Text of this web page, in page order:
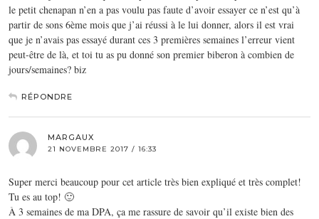
le petit chenapan n’en a pas voulu pas faute d’avoir essayer ce n’est qu’à
partir de sons 6ème mois que j’ai réussi à le lui donner, alors il est vrai
que je n’avais pas essayé durant ces 3 premières semaines l’erreur vient
peut-être de là, et toi tu as pu donné son premier biberon à combien de
jours/semaines? biz
RÉPONDRE
MARGAUX
21 NOVEMBRE 2017 / 16:33
Super merci beaucoup pour cet article très bien expliqué et très complet!
Tu es au top! 🙂
À 3 semaines de ma DPA, ça me rassure de savoir qu’il existe bien des